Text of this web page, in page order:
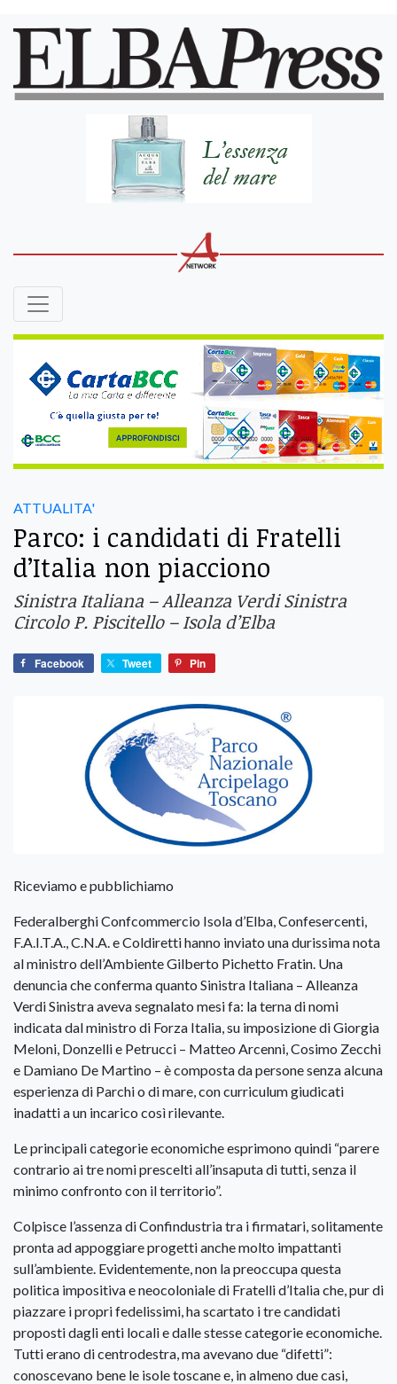
ATTUALITA'
Parco: i candidati di Fratelli
d’Italia non piacciono
Sinistra Italiana – Alleanza Verdi Sinistra
Circolo P. Piscitello – Isola d’Elba
Facebook Tweet Pin
Riceviamo e pubblichiamo
Federalberghi Confcommercio Isola d’Elba, Confesercenti,
F.A.I.T.A., C.N.A. e Coldiretti hanno inviato una durissima nota
al ministro dell’Ambiente Gilberto Pichetto Fratin. Una
denuncia che conferma quanto Sinistra Italiana – Alleanza
Verdi Sinistra aveva segnalato mesi fa: la terna di nomi
indicata dal ministro di Forza Italia, su imposizione di Giorgia
Meloni, Donzelli e Petrucci – Matteo Arcenni, Cosimo Zecchi
e Damiano De Martino – è composta da persone senza alcuna
esperienza di Parchi o di mare, con curriculum giudicati
inadatti a un incarico così rilevante.
Le principali categorie economiche esprimono quindi “parere
contrario ai tre nomi prescelti all’insaputa di tutti, senza il
minimo confronto con il territorio”.
Colpisce l’assenza di Confindustria tra i firmatari, solitamente
pronta ad appoggiare progetti anche molto impattanti
sull’ambiente. Evidentemente, non la preoccupa questa
politica impositiva e neocoloniale di Fratelli d’Italia che, pur di
piazzare i propri fedelissimi, ha scartato i tre candidati
proposti dagli enti locali e dalle stesse categorie economiche.
Tutti erano di centrodestra, ma avevano due “difetti”:
conoscevano bene le isole toscane e, in almeno due casi,